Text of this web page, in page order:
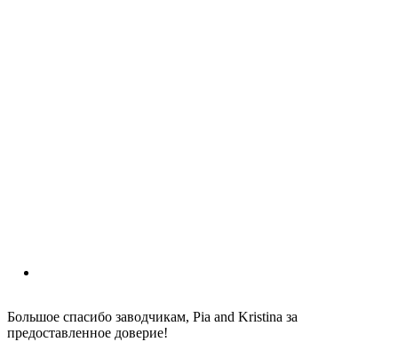
Большое спасибо заводчикам, Pia and Kristina за
предоставленное доверие!